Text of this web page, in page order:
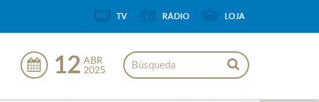
12 ABR
2025
TV RÁDIO LOJA